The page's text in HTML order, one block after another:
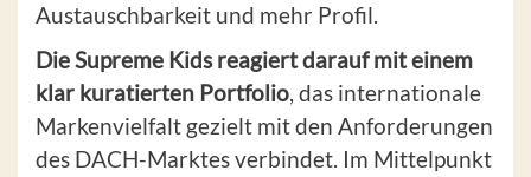
Austauschbarkeit und mehr Profil.
Die Supreme Kidsreagiert darauf mit einem
klar kuratierten Portfolio, das internationale
Markenvielfalt gezielt mit den Anforderungen
des DACH-Marktes verbindet. Im Mittelpunkt